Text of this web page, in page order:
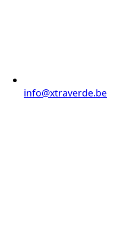
info@xtraverde.be